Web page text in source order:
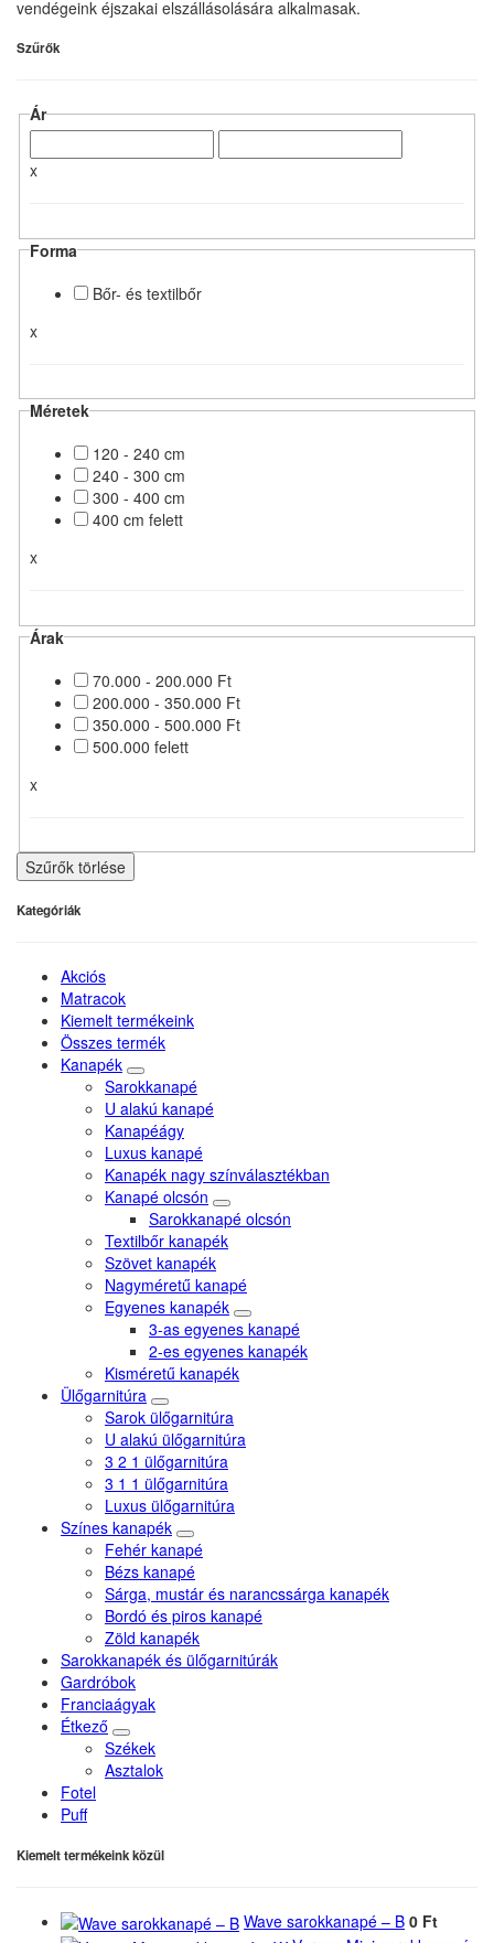
vendégeink éjszakai elszállásolására alkalmasak.
Szűrők
Ár
x
Forma
Bőr- és textilbőr
x
Méretek
120 - 240 cm
240 - 300 cm
300 - 400 cm
400 cm felett
x
Árak
70.000 - 200.000 Ft
200.000 - 350.000 Ft
350.000 - 500.000 Ft
500.000 felett
x
Szűrők törlése
Kategóriák
Akciós
Matracok
Kiemelt termékeink
Összes termék
Kanapék
Sarokkanapé
U alakú kanapé
Kanapéágy
Luxus kanapé
Kanapék nagy színválasztékban
Kanapé olcsón
Sarokkanapé olcsón
Textilbőr kanapék
Szövet kanapék
Nagyméretű kanapé
Egyenes kanapék
3-as egyenes kanapé
2-es egyenes kanapék
Kisméretű kanapék
Ülőgarnitúra
Sarok ülőgarnitúra
U alakú ülőgarnitúra
3 2 1 ülőgarnitúra
3 1 1 ülőgarnitúra
Luxus ülőgarnitúra
Színes kanapék
Fehér kanapé
Bézs kanapé
Sárga, mustár és narancssárga kanapék
Bordó és piros kanapé
Zöld kanapék
Sarokkanapék és ülőgarnitúrák
Gardróbok
Franciaágyak
Étkező
Székek
Asztalok
Fotel
Puff
Kiemelt termékeink közül
Wave sarokkanapé – B 0 Ft